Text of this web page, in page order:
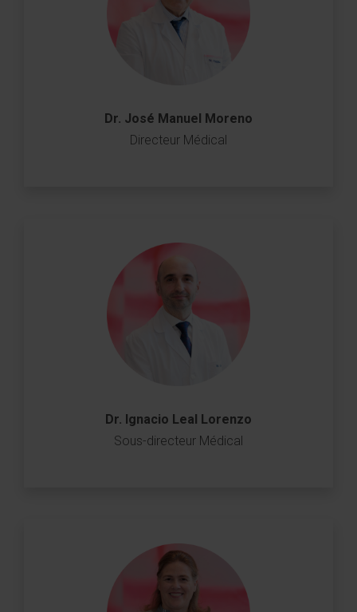
Dr. José Manuel Moreno
Directeur Médical
Dr. Ignacio Leal Lorenzo
Sous-directeur Médical